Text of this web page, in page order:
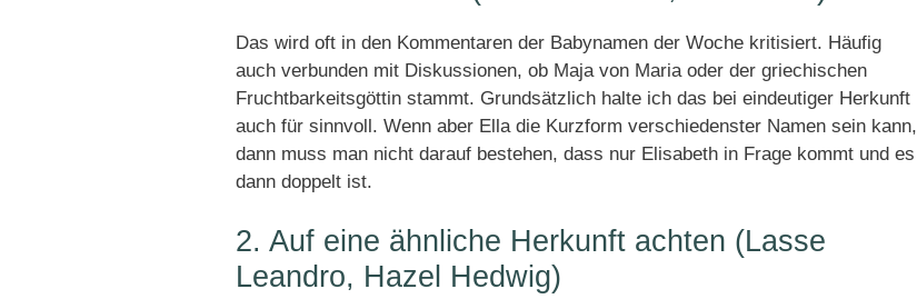
Das wird oft in den Kommentaren der Babynamen der Woche kritisiert. Häufig
auch verbunden mit Diskussionen, ob Maja von Maria oder der griechischen
Fruchtbarkeitsgöttin stammt. Grundsätzlich halte ich das bei eindeutiger Herkunft
auch für sinnvoll. Wenn aber Ella die Kurzform verschiedenster Namen sein kann,
dann muss man nicht darauf bestehen, dass nur Elisabeth in Frage kommt und es
dann doppelt ist.
2. Auf eine ähnliche Herkunft achten (Lasse
Leandro, Hazel Hedwig)